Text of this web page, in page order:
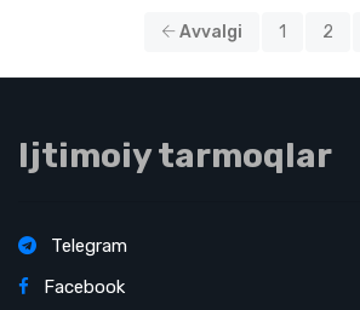
Avvalgi 1 2
Ijtimoiy tarmoqlar
Telegram
Facebook